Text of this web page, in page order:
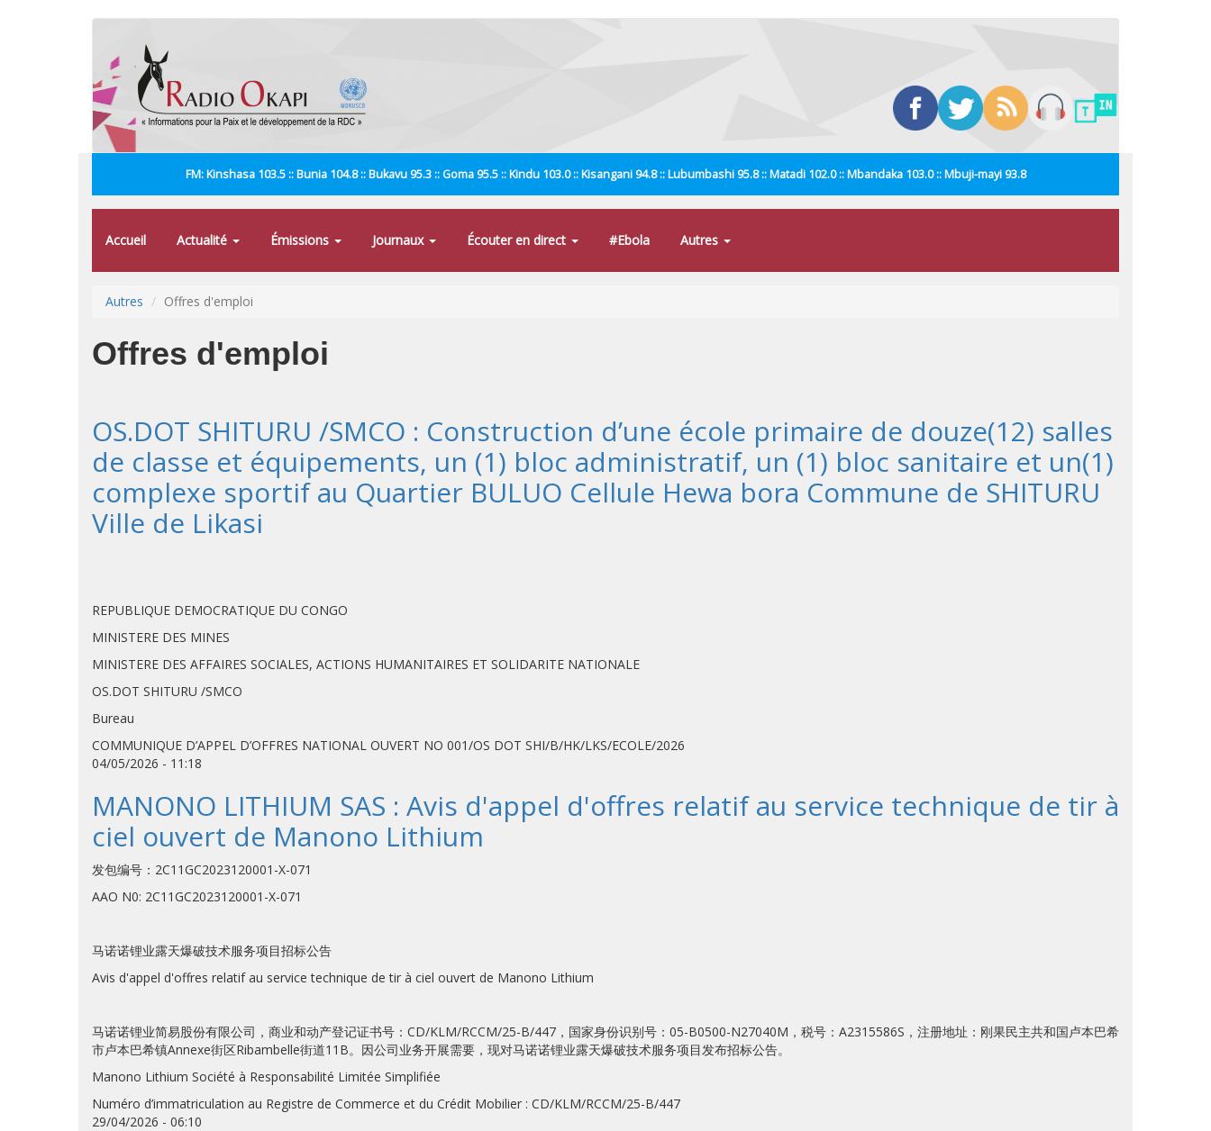
FM: Kinshasa 103.5 :: Bunia 104.8 :: Bukavu 95.3 :: Goma 95.5 :: Kindu 103.0 :: Kisangani 94.8 :: Lubumbashi 95.8 :: Matadi 102.0 :: Mbandaka 103.0 :: Mbuji-mayi 93.8
Accueil Actualité Émissions Journaux Écouter en direct #Ebola Autres
Autres Offres d'emploi
Offres d'emploi
OS.DOT SHITURU /SMCO : Construction d’une école primaire de douze(12) salles
de classe et équipements, un (1) bloc administratif, un (1) bloc sanitaire et un(1)
complexe sportif au Quartier BULUO Cellule Hewa bora Commune de SHITURU
Ville de Likasi
REPUBLIQUE DEMOCRATIQUE DU CONGO
MINISTERE DES MINES
MINISTERE DES AFFAIRES SOCIALES, ACTIONS HUMANITAIRES ET SOLIDARITE NATIONALE
OS.DOT SHITURU /SMCO
Bureau
COMMUNIQUE D’APPEL D’OFFRES NATIONAL OUVERT NO 001/OS DOT SHI/B/HK/LKS/ECOLE/2026
04/05/2026 - 11:18
MANONO LITHIUM SAS : Avis d'appel d'offres relatif au service technique de tir à
ciel ouvert de Manono Lithium
发包编号：2C11GC2023120001-X-071
AAO N0: 2C11GC2023120001-X-071
马诺诺锂业露天爆破技术服务项目招标公告
Avis d'appel d'offres relatif au service technique de tir à ciel ouvert de Manono Lithium
马诺诺锂业简易股份有限公司，商业和动产登记证书号：CD/KLM/RCCM/25-B/447，国家身份识别号：05-B0500-N27040M，税号：A2315586S，注册地址：刚果民主共和国卢本巴希
市卢本巴希镇Annexe街区Ribambelle街道11B。因公司业务开展需要，现对马诺诺锂业露天爆破技术服务项目发布招标公告。
Manono Lithium Société à Responsabilité Limitée Simplifiée
Numéro d’immatriculation au Registre de Commerce et du Crédit Mobilier : CD/KLM/RCCM/25-B/447
29/04/2026 - 06:10